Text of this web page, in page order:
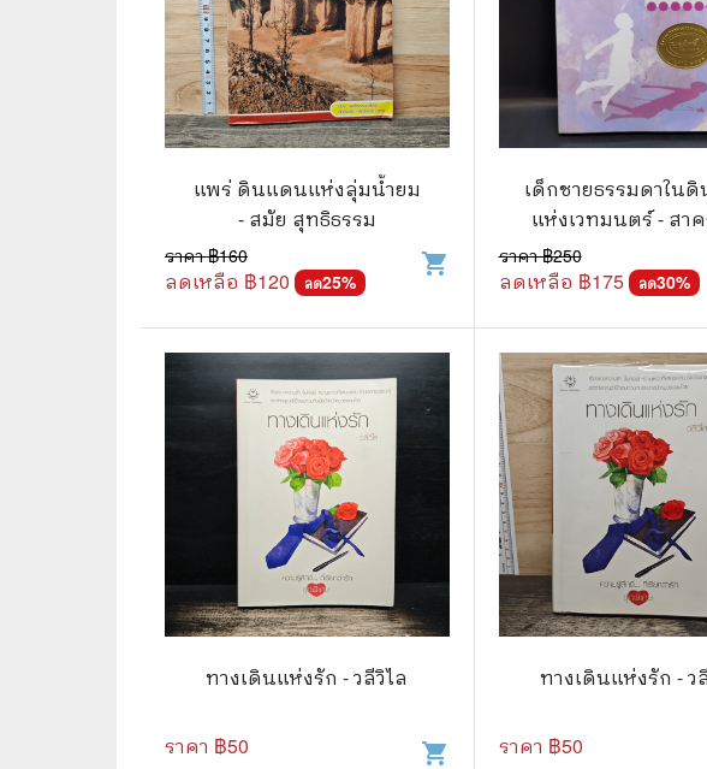
แพร่ ดินแดนแห่งลุ่มน้ำยม
- สมัย สุทธิธรรม
ราคา ฿160
ลดเหลือ ฿120 ลด25%
shopping_cart
เด็กชายธรรมดาใน
แห่งเวทมนตร์ - สา
ราคา ฿250
ลดเหลือ ฿175 ลด30%
ทางเดินแห่งรัก - วลีวิไล
ราคา ฿50 shopping_cart
ทางเดินแห่งรัก - ว
ราคา ฿50
❤️‍🔥❤️‍🔥 นิยายรัก ราคาถูกสุด
💀 ผี สยองขวัญ ระทึกขวัญ
🎭 ดราม่า ชีวิต
🔍 สืบสวน สอบสวน
⚔️ แอ็คชั่น ต่อสู้
😀 ตลก สนุกสนาน
นิยาย วรรณกรรม
🐲 หนังสือเด็ก
🪐 ความรู้สำหรับเด็ก
🐲 นิทาน